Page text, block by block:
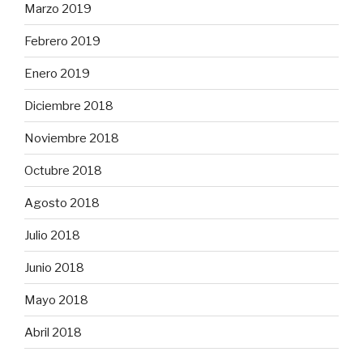
Marzo 2019
Febrero 2019
Enero 2019
Diciembre 2018
Noviembre 2018
Octubre 2018
Agosto 2018
Julio 2018
Junio 2018
Mayo 2018
Abril 2018